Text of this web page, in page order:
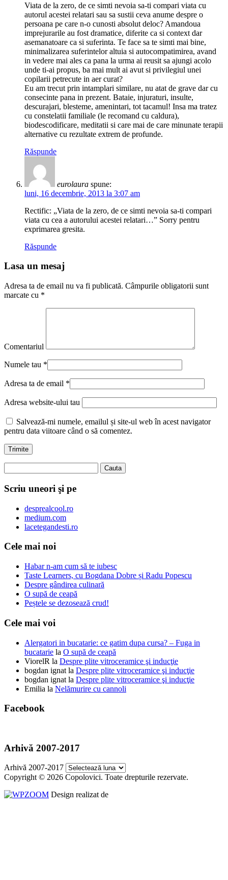
Viata de la zero, de ce simti nevoia sa-ti compari viata cu
autorul acestei relatari sau sa sustii ceva anume despre o
persoana pe care n-o cunosti absolut deloc? Amandoua
imprejurarile au fost dramatice, diferite ca si context dar
asemanatoare ca si suferinta. Te face sa te simti mai bine,
minimalizarea suferintelor altuia si autocompatimirea, avand
in vedere mai ales ca pana la urma ai reusit sa ajungi acolo
unde ti-ai propus, ba mai mult ai avut si privilegiul unei
copilarii petrecute in aer curat?
Eu am trecut prin intamplari similare, nu atat de grave dar cu
consecinte pana in prezent. Bataie, injuraturi, insulte,
descurajari, blesteme, amenintari, tot tacamul! Insa ma tratez
cu constelatii familiale (le recomand cu caldura),
biodescodificare, meditatii si care mai de care minunate terapii
alternative cu rezultate extrem de profunde.
Răspunde
eurolaura spune:
luni, 16 decembrie, 2013 la 3:07 am
Rectific: „Viata de la zero, de ce simti nevoia sa-ti compari
viata cu cea a autorului acestei relatari…” Sorry pentru
exprimarea gresita.
Răspunde
Lasa un mesaj
Adresa ta de email nu va fi publicată. Câmpurile obligatorii sunt
marcate cu *
Comentariul
Numele tau *
Adresa ta de email *
Adresa website-ului tau
Salvează-mi numele, emailul și site-ul web în acest navigator
pentru data viitoare când o să comentez.
Scriu uneori şi pe
desprealcool.ro
medium.com
lacetegandesti.ro
Cele mai noi
Habar n-am cum să te iubesc
Taste Learners, cu Bogdana Dobre și Radu Popescu
Despre gândirea culinară
O supă de ceapă
Peștele se dezosează crud!
Cele mai voi
Alergatori in bucatarie: ce gatim dupa cursa? – Fuga in
bucatarie la O supă de ceapă
ViorelR la Despre plite vitroceramice şi inducţie
bogdan ignat la Despre plite vitroceramice şi inducţie
bogdan ignat la Despre plite vitroceramice şi inducţie
Emilia la Nelămurire cu cannoli
Facebook
Arhivă 2007-2017
Arhivă 2007-2017
Copyright © 2026 Copolovici. Toate drepturile rezervate.
Design realizat de